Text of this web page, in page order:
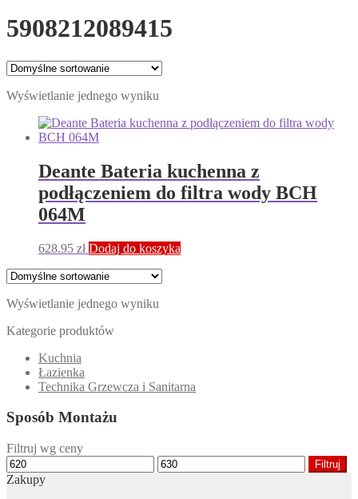
5908212089415
Wyświetlanie jednego wyniku
Deante Bateria kuchenna z
podłączeniem do filtra wody BCH
064M
628.95 zł Dodaj do koszyka
Wyświetlanie jednego wyniku
Kategorie produktów
Kuchnia
Łazienka
Technika Grzewcza i Sanitarna
Sposób Montażu
Filtruj wg ceny
Cena
min
Cena
max
Filtruj
Zakupy